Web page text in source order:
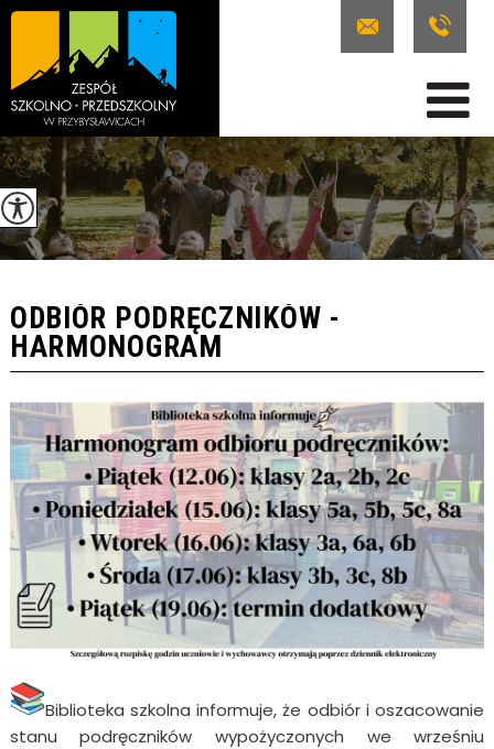
ODBIÓR PODRĘCZNIKÓW -
HARMONOGRAM
Biblioteka szkolna informuje, że odbiór i oszacowanie
stanu podręczników wypożyczonych we wrześniu